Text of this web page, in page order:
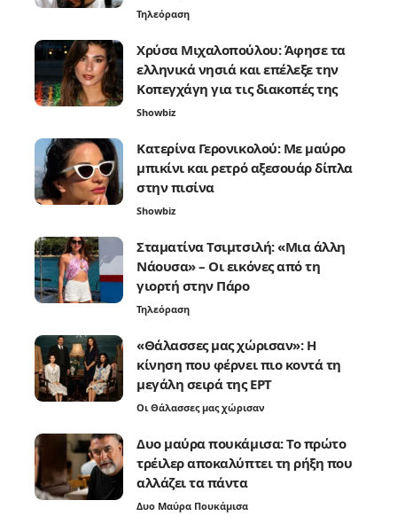
Τηλεόραση
Χρύσα Μιχαλοπούλου: Άφησε τα
ελληνικά νησιά και επέλεξε την
Κοπεγχάγη για τις διακοπές της
Showbiz
Κατερίνα Γερονικολού: Με μαύρο
μπικίνι και ρετρό αξεσουάρ δίπλα
στην πισίνα
Showbiz
Σταματίνα Τσιμτσιλή: «Μια άλλη
Νάουσα» – Οι εικόνες από τη
γιορτή στην Πάρο
Τηλεόραση
«Θάλασσες μας χώρισαν»: Η
κίνηση που φέρνει πιο κοντά τη
μεγάλη σειρά της ΕΡΤ
Οι Θάλασσες μας χώρισαν
Δυο μαύρα πουκάμισα: Το πρώτο
τρέιλερ αποκαλύπτει τη ρήξη που
αλλάζει τα πάντα
Δυο Μαύρα Πουκάμισα